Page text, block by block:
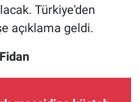
Türkiye'den
açıklama geldi.